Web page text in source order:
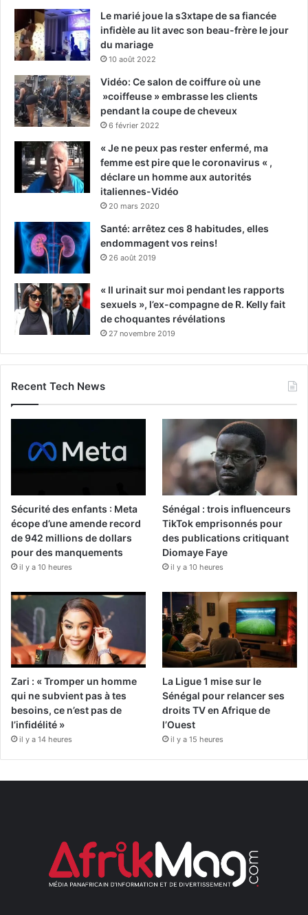
Le marié joue la s3xtape de sa fiancée
infidèle au lit avec son beau-frère le jour
du mariage
10 août 2022
Vidéo: Ce salon de coiffure où une
»coiffeuse » embrasse les clients
pendant la coupe de cheveux
6 février 2022
« Je ne peux pas rester enfermé, ma
femme est pire que le coronavirus « ,
déclare un homme aux autorités
italiennes-Vidéo
20 mars 2020
Santé: arrêtez ces 8 habitudes, elles
endommagent vos reins!
26 août 2019
« Il urinait sur moi pendant les rapports
sexuels », l’ex-compagne de R. Kelly fait
de choquantes révélations
27 novembre 2019
Recent Tech News
Sécurité des enfants : Meta
écope d’une amende record
de 942 millions de dollars
pour des manquements
il y a 10 heures
Sénégal : trois influenceurs
TikTok emprisonnés pour
des publications critiquant
Diomaye Faye
il y a 10 heures
Zari : « Tromper un homme
qui ne subvient pas à tes
besoins, ce n’est pas de
l’infidélité »
il y a 14 heures
La Ligue 1 mise sur le
Sénégal pour relancer ses
droits TV en Afrique de
l’Ouest
il y a 15 heures